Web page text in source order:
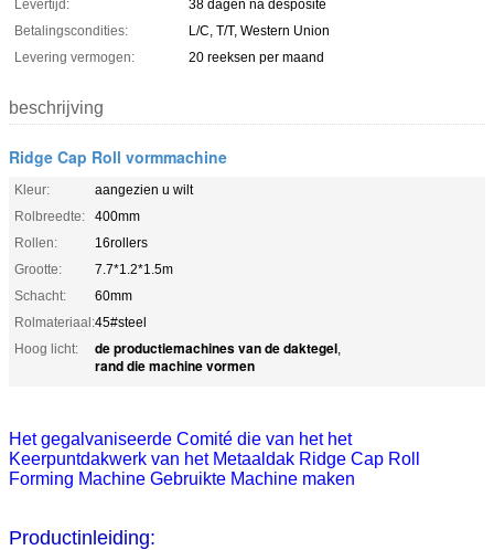
Levertijd:
38 dagen na desposite
Betalingscondities:
L/C, T/T, Western Union
Levering vermogen:
20 reeksen per maand
beschrijving
Ridge Cap Roll vormmachine
Kleur:
aangezien u wilt
Rolbreedte:
400mm
Rollen:
16rollers
Grootte:
7.7*1.2*1.5m
Schacht:
60mm
Rolmateriaal:45#steel
Hoog licht:
de productiemachines van de daktegel,
rand die machine vormen
Het gegalvaniseerde Comité die van het het
Keerpuntdakwerk van het Metaaldak Ridge Cap Roll
Forming Machine Gebruikte Machine maken
Productinleiding: